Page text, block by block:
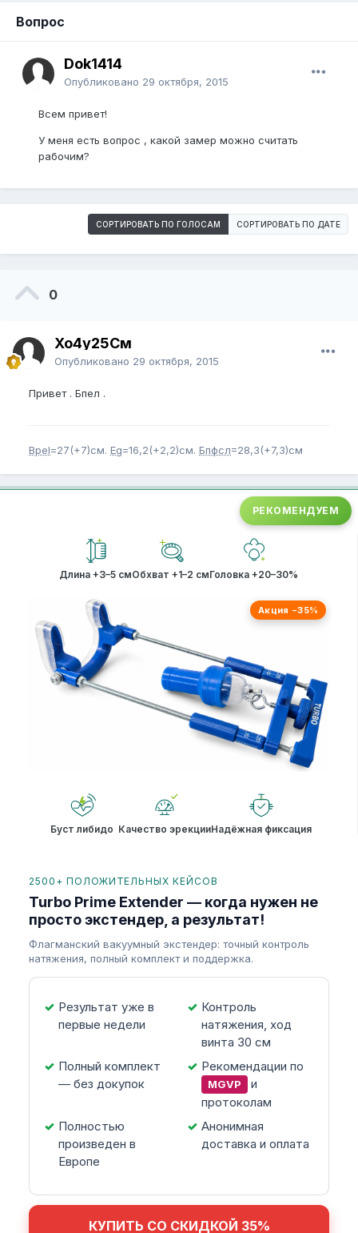
Вопрос
Dok1414
Опубликовано 29 октября, 2015
Всем привет!
У меня есть вопрос , какой замер можно считать
рабочим?
СОРТИРОВАТЬ ПО ГОЛОСАМ СОРТИРОВАТЬ ПО ДАТЕ
0
Хо4у25См
Опубликовано 29 октября, 2015
Привет . Бпел .
Bpel=27(+7)см. Eg=16,2(+2,2)см. Бпфсл=28,3(+7,3)см
РЕКОМЕНДУЕМ
Длина +3–5 смОбхват +1–2 смГоловка +20–30%
Акция −35%
Буст либидо Качество эрекцииНадёжная фиксация
2500+ ПОЛОЖИТЕЛЬНЫХ КЕЙСОВ
Turbo Prime Extender — когда нужен не
просто экстендер, а результат!
Флагманский вакуумный экстендер: точный контроль
натяжения, полный комплект и поддержка.
Результат уже в
первые недели
Контроль
натяжения, ход
винта 30 см
Полный комплект
— без докупок
Рекомендации по
MGVP
и
протоколам
Полностью
произведен в
Европе
Анонимная
доставка и оплата
КУПИТЬ СО СКИДКОЙ 35%